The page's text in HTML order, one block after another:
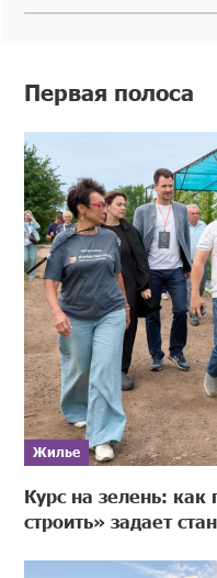
Первая полоса
Жилье
Курс на зелень: как
строить» задает